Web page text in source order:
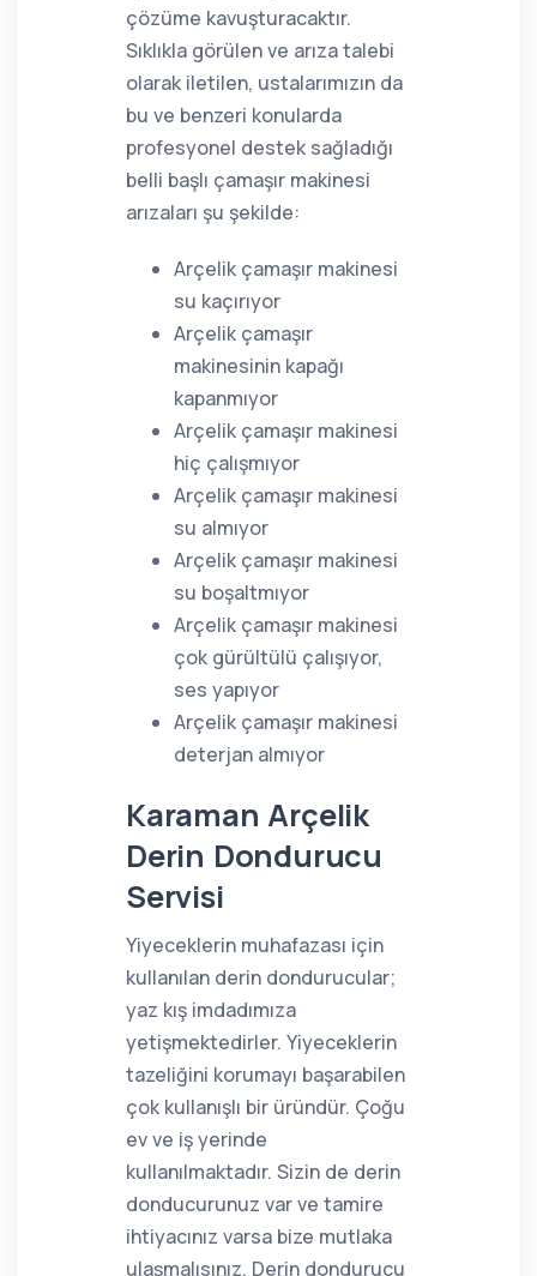
çözüme kavuşturacaktır.
Sıklıkla görülen ve arıza talebi
olarak iletilen, ustalarımızın da
bu ve benzeri konularda
profesyonel destek sağladığı
belli başlı çamaşır makinesi
arızaları şu şekilde:
Arçelik çamaşır makinesi
su kaçırıyor
Arçelik çamaşır
makinesinin kapağı
kapanmıyor
Arçelik çamaşır makinesi
hiç çalışmıyor
Arçelik çamaşır makinesi
su almıyor
Arçelik çamaşır makinesi
su boşaltmıyor
Arçelik çamaşır makinesi
çok gürültülü çalışıyor,
ses yapıyor
Arçelik çamaşır makinesi
deterjan almıyor
Karaman Arçelik
Derin Dondurucu
Servisi
Yiyeceklerin muhafazası için
kullanılan derin dondurucular;
yaz kış imdadımıza
yetişmektedirler. Yiyeceklerin
tazeliğini korumayı başarabilen
çok kullanışlı bir üründür. Çoğu
ev ve iş yerinde
kullanılmaktadır. Sizin de derin
donducurunuz var ve tamire
ihtiyacınız varsa bize mutlaka
ulaşmalısınız. Derin dondurucu